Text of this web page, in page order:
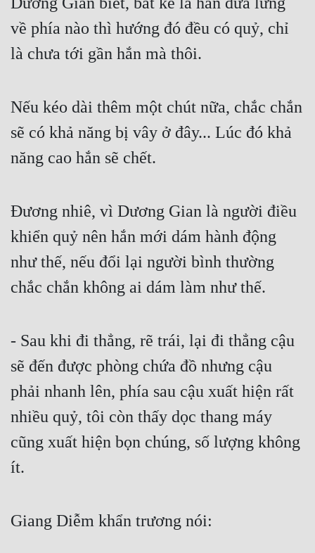
Đẹp Hiệp
Tính Cách Nhân Vật :
về phía nào thì hướng đó đều có quỷ, chỉ
là chưa tới gần hắn mà thôi.
Nếu kéo dài thêm một chút nữa, chắc chắn
sẽ có khả năng bị vây ở đây... Lúc đó khả
năng cao hắn sẽ chết.
Đương nhiê, vì Dương Gian là người điều
khiển quỷ nên hắn mới dám hành động
như thế, nếu đổi lại người bình thường
chắc chắn không ai dám làm như thế.
- Sau khi đi thẳng, rẽ trái, lại đi thẳng cậu
sẽ đến được phòng chứa đồ nhưng cậu
phải nhanh lên, phía sau cậu xuất hiện rất
nhiều quỷ, tôi còn thấy dọc thang máy
cũng xuất hiện bọn chúng, số lượng không
ít.
Giang Diễm khẩn trương nói: